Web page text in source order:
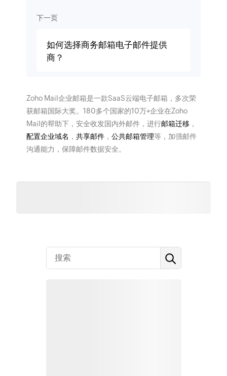
下一页
如何选择商务邮箱电子邮件提供
商？
Zoho Mail企业邮箱是一款SaaS云端电子邮箱，多次荣
获邮箱国际大奖。180多个国家的10万+企业在Zoho
Mail的帮助下，安全收发国内外邮件，进行邮箱迁移 ，
配置企业域名 ， 共享邮件， 公共邮箱管理等，加强邮件
沟通能力，保障邮件数据安全。